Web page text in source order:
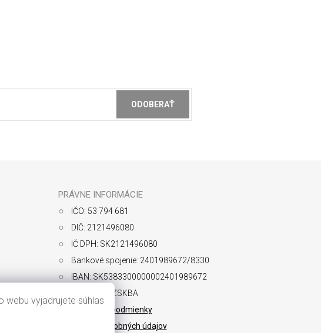
webu vyjadrujete súhlas
ODOBERAŤ
PRÁVNE INFORMÁCIE
IČO: 53 794 681
DIČ: 2121496080
IČ DPH: SK2121496080
Bankové spojenie: 2401989672/8330
IBAN: SK5383300000002401989672
SWIFT: FIOZSKBA
Obchodné podmienky
Ochrana osobných údajov